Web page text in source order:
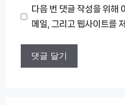
다음 번 댓글 작성을 위해
메일, 그리고 웹사이트를